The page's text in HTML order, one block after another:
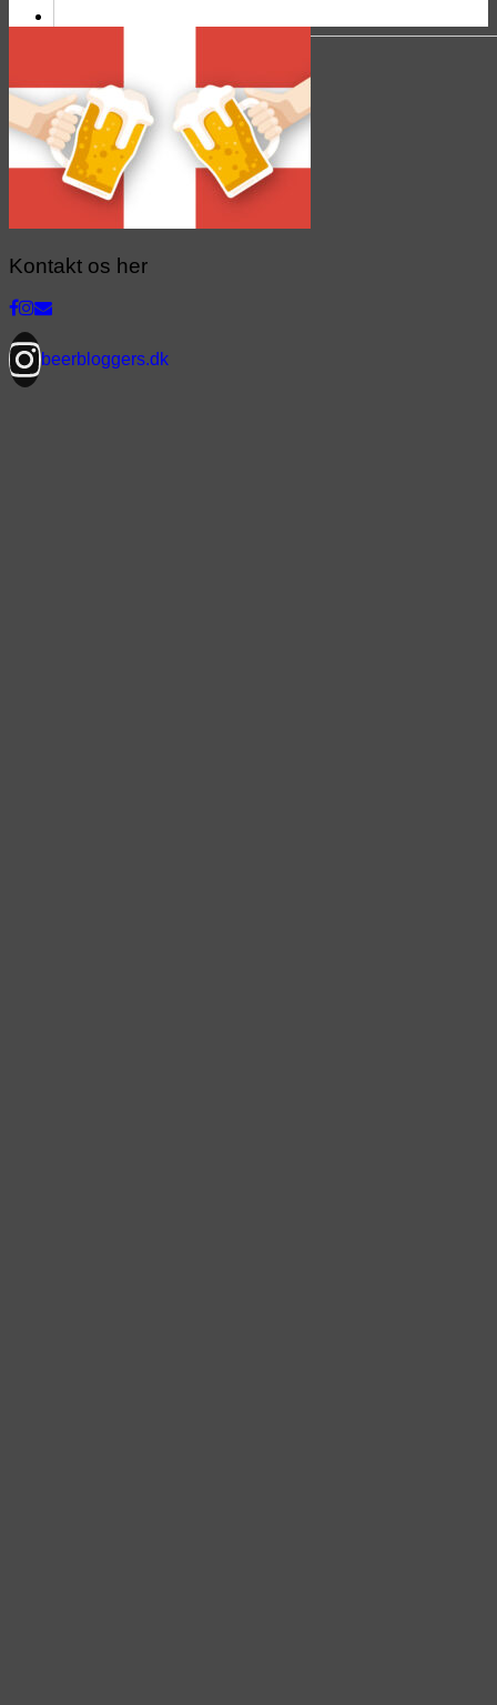
Kontakt os her
beerbloggers.dk